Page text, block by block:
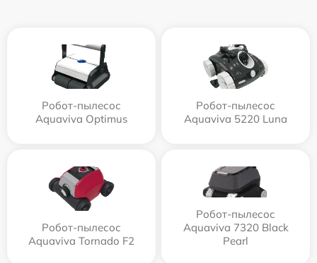
Робот-пылесос
Aquaviva Optimus
Робот-пылесос
Aquaviva 5220 Luna
Робот-пылесос
Aquaviva Tornado F2
Робот-пылесос
Aquaviva 7320 Black
Pearl